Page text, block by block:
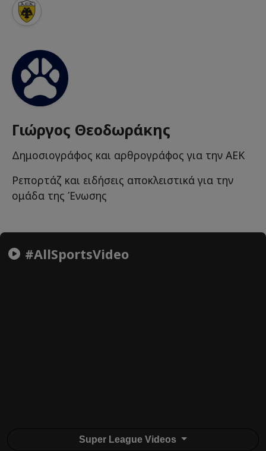
Γιώργος Θεοδωράκης
Δημοσιογράφος και αρθρογράφος για την ΑΕΚ
Ρεπορτάζ και ειδήσεις αποκλειστικά για την
ομάδα της Ένωσης
#AllSportsVideo
Super League Videos